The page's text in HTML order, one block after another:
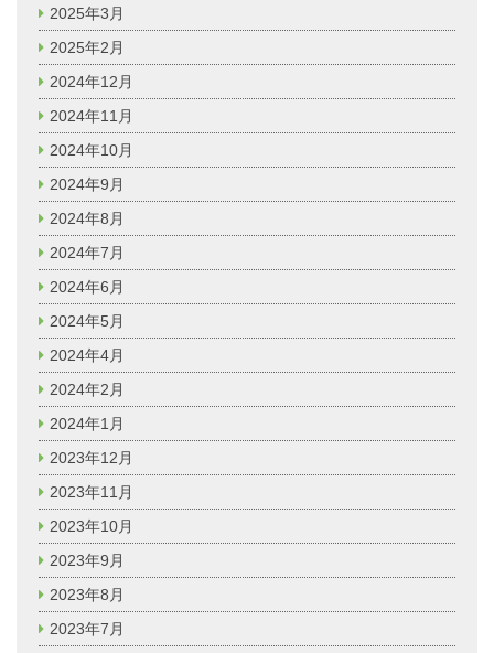
2025年3月
2025年2月
2024年12月
2024年11月
2024年10月
2024年9月
2024年8月
2024年7月
2024年6月
2024年5月
2024年4月
2024年2月
2024年1月
2023年12月
2023年11月
2023年10月
2023年9月
2023年8月
2023年7月